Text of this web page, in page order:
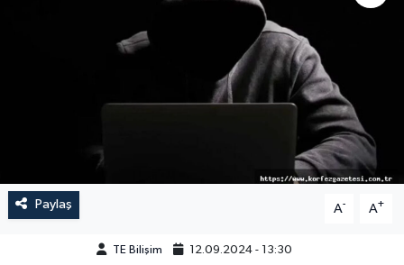
Paylaş A- A+
TE Bilişim 12.09.2024 - 13:30